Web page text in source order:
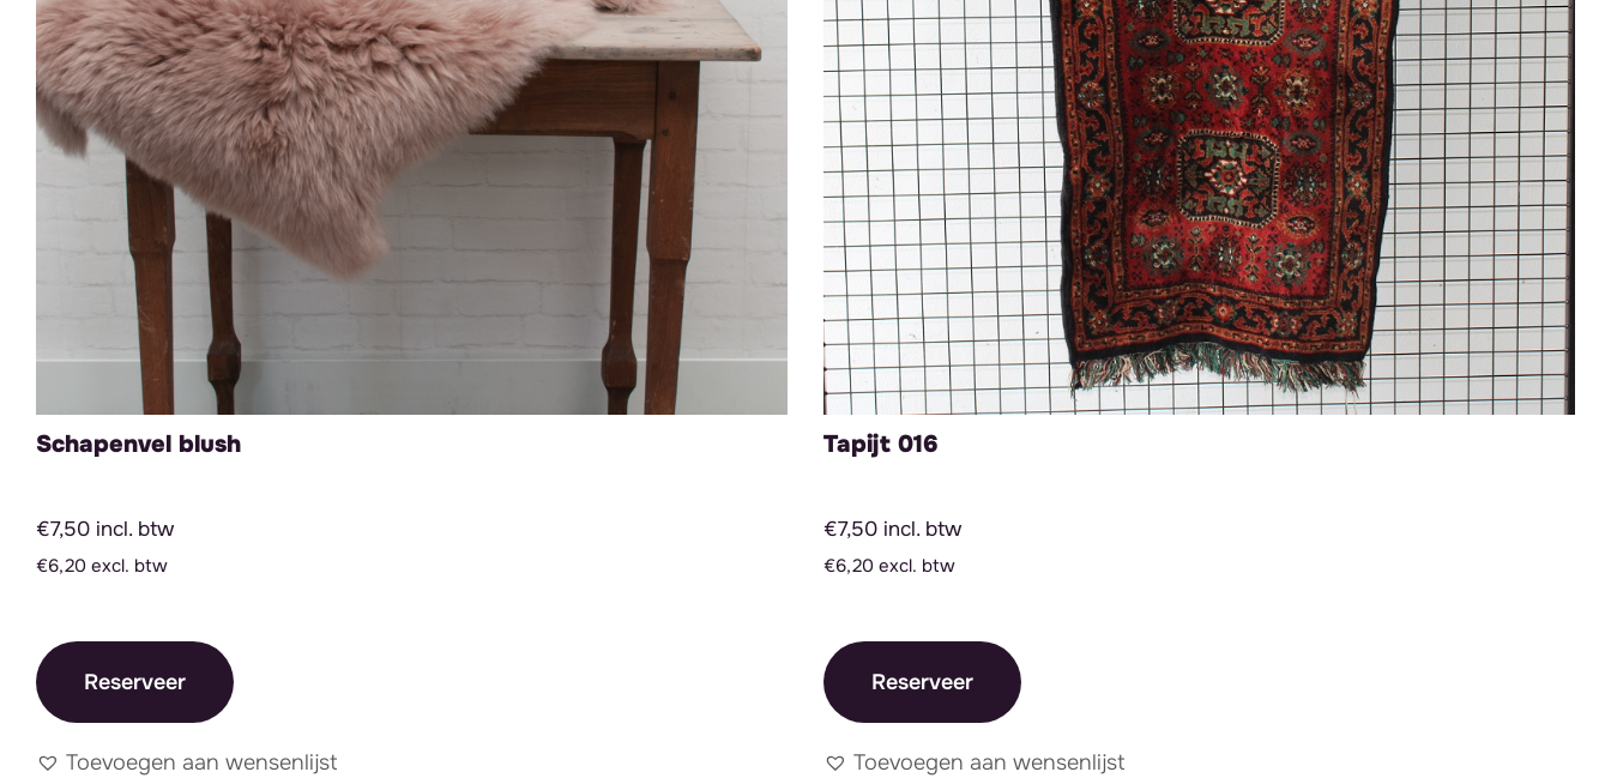
Schapenvel blush
€7,50 incl. btw
€6,20 excl. btw
Reserveer
Toevoegen aan wensenlijst
Tapijt 016
€7,50 incl. btw
€6,20 excl. btw
Reserveer
Toevoegen aan wensenlijst